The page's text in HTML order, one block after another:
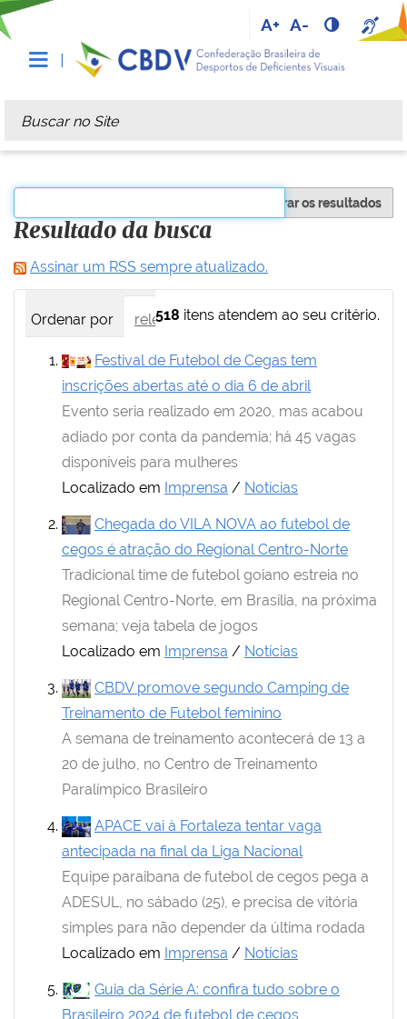
A+ A-
Busca
Busca Avançada…
Filtrar os resultados
Resultado da busca
Assinar um RSS sempre atualizado.
518 itens atendem ao seu critério.
Ordenar por relevância data (mais recente
Festival de Futebol de Cegas tem
inscrições abertas até o dia 6 de abril
Evento seria realizado em 2020, mas acabou
adiado por conta da pandemia; há 45 vagas
disponíveis para mulheres
Localizado em Imprensa / Notícias
Chegada do VILA NOVA ao futebol de
cegos é atração do Regional Centro-Norte
Tradicional time de futebol goiano estreia no
Regional Centro-Norte, em Brasília, na próxima
semana; veja tabela de jogos
Localizado em Imprensa / Notícias
CBDV promove segundo Camping de
Treinamento de Futebol feminino
A semana de treinamento acontecerá de 13 a
20 de julho, no Centro de Treinamento
Paralímpico Brasileiro
APACE vai à Fortaleza tentar vaga
antecipada na final da Liga Nacional
Equipe paraibana de futebol de cegos pega a
ADESUL, no sábado (25), e precisa de vitória
simples para não depender da última rodada
Localizado em Imprensa / Notícias
Guia da Série A: confira tudo sobre o
Brasileiro 2024 de futebol de cegos